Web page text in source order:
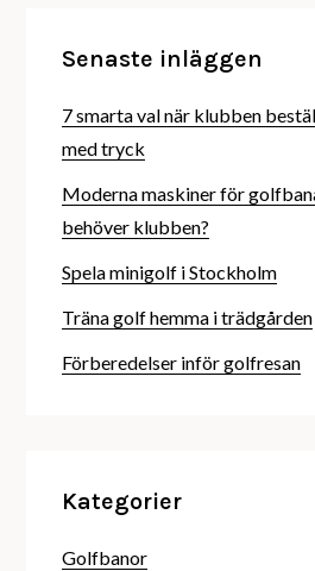
Senaste inläggen
7 smarta val när klubben
med tryck
Moderna maskiner för
behöver klubben?
Spela minigolf i Stockholm
Träna golf hemma i trädgården
Förberedelser inför golfresan
Kategorier
Golfbanor